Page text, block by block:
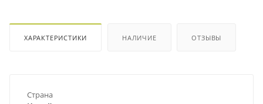
ХАРАКТЕРИСТИКИ НАЛИЧИЕ ОТЗЫВЫ
Страна